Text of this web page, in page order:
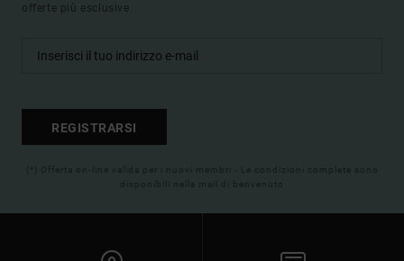
offerte più esclusive.
REGISTRARSI
(*) Offerta on-line valida per i nuovi membri - Le condizioni complete sono
disponibili nella mail di benvenuto